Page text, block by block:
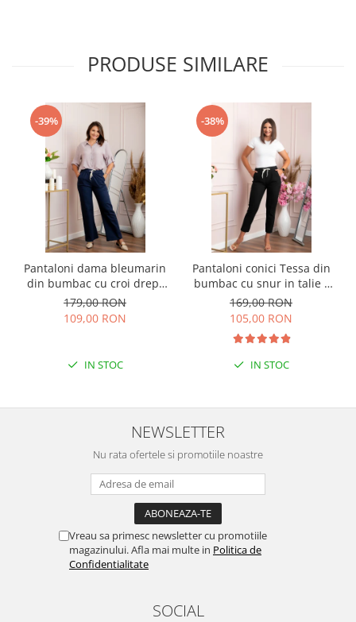
PRODUSE SIMILARE
-39%
Pantaloni dama bleumarin
din bumbac cu croi drept
Cara
179,00 RON
109,00 RON
IN STOC
-38%
Pantaloni conici Tessa din
bumbac cu snur in talie -
Negru
169,00 RON
105,00 RON
IN STOC
NEWSLETTER
Nu rata ofertele si promotiile noastre
Vreau sa primesc newsletter cu promotiile
magazinului. Afla mai multe in Politica de
Confidentialitate
SOCIAL